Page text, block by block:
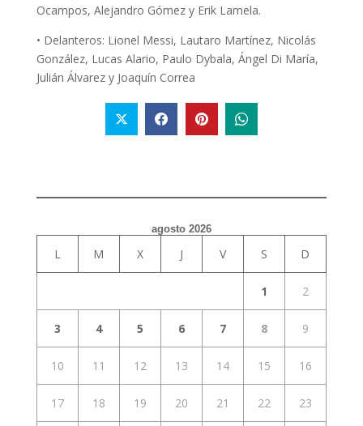
Ocampos, Alejandro Gómez y Erik Lamela.
• Delanteros: Lionel Messi, Lautaro Martínez, Nicolás
González, Lucas Alario, Paulo Dybala, Ángel Di María,
Julián Álvarez y Joaquín Correa
agosto 2026
L M X J V S D
1 2
3 4 5 6 7 8 9
10 11 12 13 14 15 16
17 18 19 20 21 22 23